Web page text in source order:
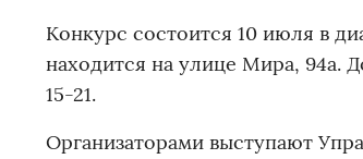
Конкурс состоится 10 июля в
находится на улице Мира, 94а.
15-21.
Организаторами выступают